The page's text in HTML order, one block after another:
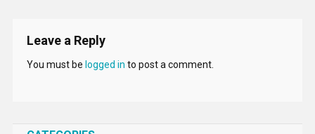
Leave a Reply
You must be logged in to post a comment.